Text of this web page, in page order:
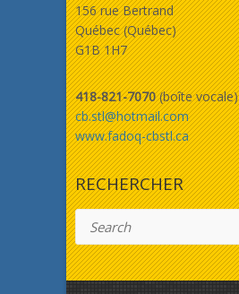
156 rue Bertrand
Québec (Québec)
G1B 1H7
418-821-7070(boîte vocale)
cb.stl@hotmail.com
www.fadoq-cbstl.ca
RECHERCHER